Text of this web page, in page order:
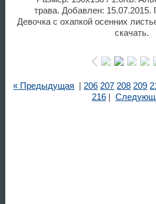
трава. Добавлен: 15.07.2015.
Девочка с охапкой осенних
скачать.
« Предыдущая 206 207 208 209
216|